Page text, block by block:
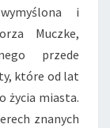
i
Muczke,
przede
które od lat
życia miasta.
znanych